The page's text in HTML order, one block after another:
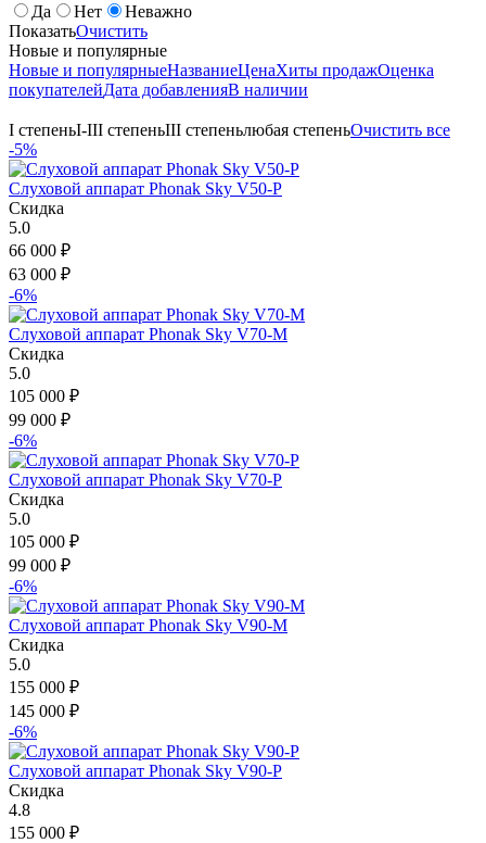
Да
Нет
Неважно
ПоказатьОчистить
Новые и популярные
Новые и популярныеНазваниеЦенаХиты продажОценка
покупателейДата добавленияВ наличии
I степеньI-III степеньIII степеньлюбая степеньОчистить все
-5%
Слуховой аппарат Phonak Sky V50-P
Скидка
5.0
66 000 ₽
63 000 ₽
-6%
Слуховой аппарат Phonak Sky V70-M
Скидка
5.0
105 000 ₽
99 000 ₽
-6%
Слуховой аппарат Phonak Sky V70-P
Скидка
5.0
105 000 ₽
99 000 ₽
-6%
Слуховой аппарат Phonak Sky V90-M
Скидка
5.0
155 000 ₽
145 000 ₽
-6%
Слуховой аппарат Phonak Sky V90-P
Скидка
4.8
155 000 ₽